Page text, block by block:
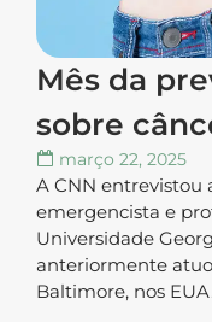
Mês da
sobre
março 22, 2025
A CNN entrevistou
emergencista e
Universidade
anteriormente
Baltimore, nos